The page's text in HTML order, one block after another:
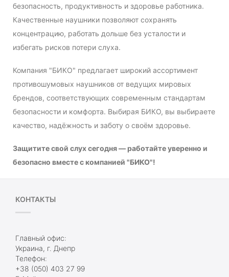
безопасность, продуктивность и здоровье работника.
Качественные наушники позволяют сохранять
концентрацию, работать дольше без усталости и
избегать рисков потери слуха.
Компания "БИКО" предлагает широкий ассортимент
противошумовых наушников от ведущих мировых
брендов, соответствующих современным стандартам
безопасности и комфорта. Выбирая БИКО, вы выбираете
качество, надёжность и заботу о своём здоровье.
Защитите свой слух сегодня — работайте уверенно и
безопасно вместе с компанией "БИКО"!
КОНТАКТЫ
Главный офис:
Украина, г. Днепр
Телефон:
+38 (050) 403 27 99